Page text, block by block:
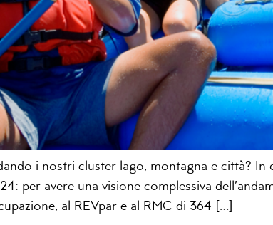
i nostri cluster lago, montagna e città? In
per avere una visione complessiva
al REVpar e al RMC di 364 […]